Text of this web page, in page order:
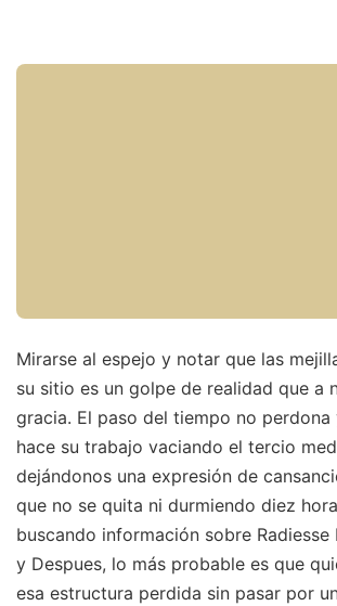
Mirarse al espejo y notar que las
su sitio es un golpe de realidad que a
gracia. El paso del tiempo no perdona
hace su trabajo vaciando el tercio
dejándonos una expresión de
que no se quita ni durmiendo diez
buscando información sobre Radiesse
y Despues, lo más probable es que
esa estructura perdida sin pasar por